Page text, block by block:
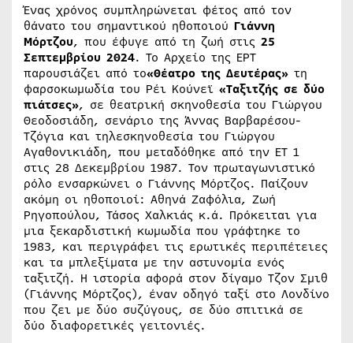
Ένας χρόνος συμπληρώνεται φέτος από τον
θάνατο του σημαντικού ηθοποιού Γιάννη
Μόρτζου, που έφυγε από τη ζωή στις 25
Σεπτεμβρίου 2024. Το Αρχείο της ΕΡΤ
παρουσιάζει από το«Θέατρο της Δευτέρας» τη
φαρσοκωμωδία του Ρέι Κούνεϊ «Ταξιτζής σε δύο
πιάτσες», σε θεατρική σκηνοθεσία του Γιώργου
Θεοδοσιάδη, σενάριο της Άννας Βαρβαρέσου-
Τζόγια και τηλεσκηνοθεσία του Γιώργου
Αγαθονικιάδη, που μεταδόθηκε από την ΕΤ 1
στις 28 Δεκεμβρίου 1987. Τον πρωταγωνιστικό
ρόλο ενσαρκώνει ο Γιάννης Μόρτζος. Παίζουν
ακόμη οι ηθοποιοί: Αθηνά Ζαφόλια, Ζωή
Ρηγοπούλου, Τάσος Χαλκιάς κ.ά. Πρόκειται για
μια ξεκαρδιστική κωμωδία που γράφτηκε το
1983, και περιγράφει τις ερωτικές περιπέτειες
και τα μπλεξίματα με την αστυνομία ενός
ταξιτζή. Η ιστορία αφορά στον δίγαμο Τζον Σμιθ
(Γιάννης Μόρτζος), έναν οδηγό ταξί στο Λονδίνο
που ζει με δύο συζύγους, σε δύο σπιτικά σε
δύο διαφορετικές γειτονιές.